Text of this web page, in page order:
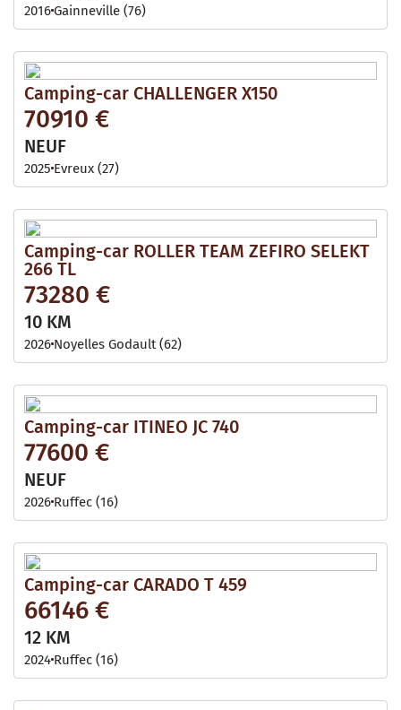
2016Gainneville (76)
Camping-car CHALLENGER X150
70910 €
NEUF
2025 Evreux (27)
Camping-car ROLLER TEAM ZEFIRO SELEKT
266 TL
73280 €
10 KM
2026 Noyelles Godault (62)
Camping-car ITINEO JC 740
77600 €
NEUF
2026 Ruffec (16)
Camping-car CARADO T 459
66146 €
12 KM
2024 Ruffec (16)